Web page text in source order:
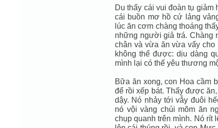
Du thấy cái vui đoàn tụ
cái buồn mơ hồ cứ lảng
lúc ăn cơm chàng thoáng
những người giả trá. Chàng
chân và vừa ăn vừa vẩy
không thể được: dịu dàng
mình lại có thể yêu thương
Bữa ăn xong, con Hoa cầm
để rồi xếp bát. Thấy được
dậy. Nó nhảy tới vẫy đuôi
nó vội vàng chúi mõm ăn
chụp quanh trên mình. Nó rít